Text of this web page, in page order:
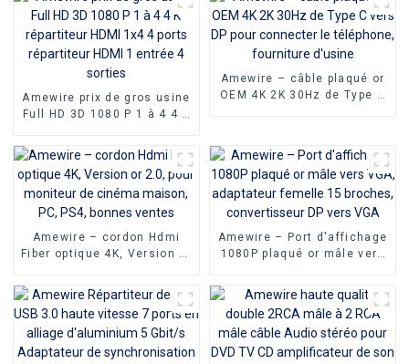
Amewire prix de gros usine
Full HD 3D 1080 P 1 à 4 4 K
ports répartiteur HDMI 1
entrée 4 sorties
Amewire – câble plaqué or
OEM 4K 2K 30Hz de Type C
Amewire – cordon Hdmi
Fiber optique 4K, Version or
cinéma maison, PC, PS4,
bonnes ventes
Amewire – Port d'affichage
1080P plaqué or mâle vers
broches, convertisseur DP
vers VGA